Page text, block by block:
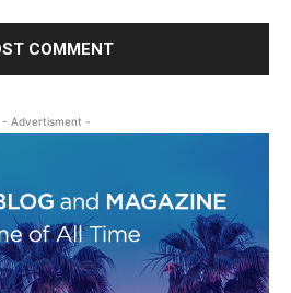
- Advertisment -